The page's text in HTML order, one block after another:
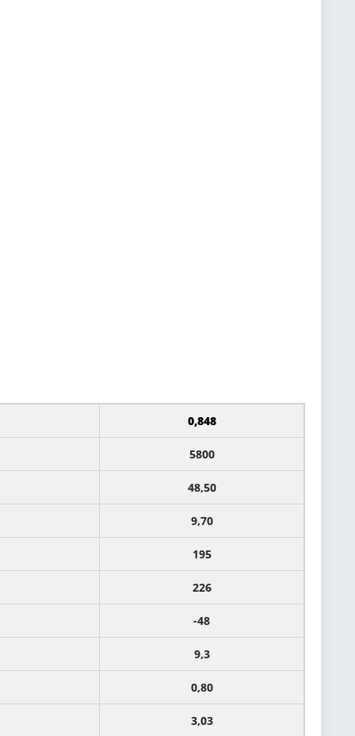
0,848
5800
48,50
9,70
195
226
-48
9,3
0,80
3,03